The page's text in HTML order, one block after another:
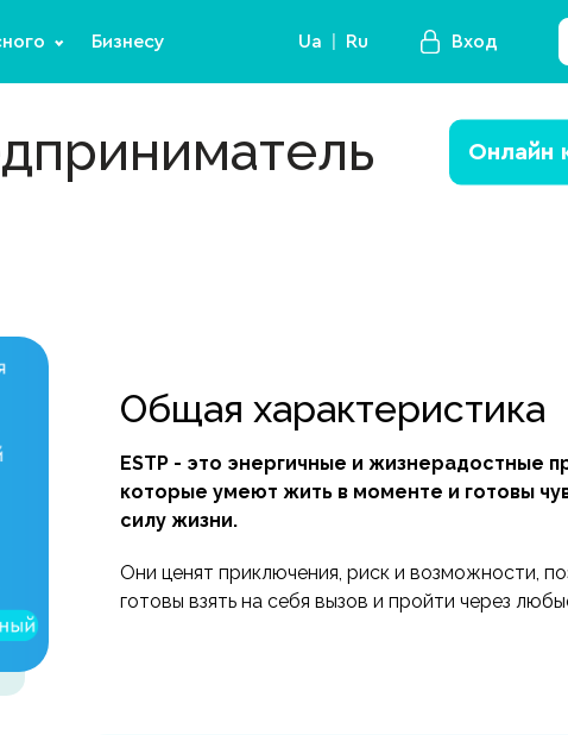
Бизнесу Ua Ru Вход
Онлайн
Общая характеристика
ESTP - это энергичные и жизнерадостные
которые умеют жить в моменте и готовы
силу жизни.
Они ценят приключения, риск и возможности,
готовы взять на себя вызов и пройти через